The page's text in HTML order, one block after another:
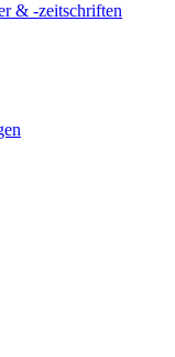
& -zeitschriften